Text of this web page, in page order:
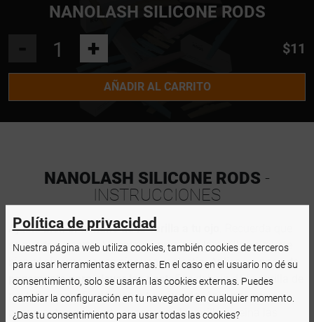
NANOLASH SILICONE RODS
+ $11
AÑADIR AL CARRITO
NANOLASH SILICONE RODS -
INSTRUCCIONES
Ajusta bien el tamaño de la varilla a tu ojo
se pueden recortar libremente para que la varilla se ajuste
bien al ojo y no cause ninguna molestia. Aplica un poco de
pegamento para elevar las pestañasdebajo de la varilla de
pestañas para fijarla bien a tu párpado. Aplica el mismo
pegamento en la parte superior de la varilla y peina las
Política de privacidad
Nuestra página web utiliza cookies, también cookies de terceros
para usar herramientas externas. En el caso en el usuario no dé su
consentimiento, solo se usarán las cookies externas. Puedes
cambiar la configuración en tu navegador en cualquier momento.
¿Das tu consentimiento para usar todas las cookies?